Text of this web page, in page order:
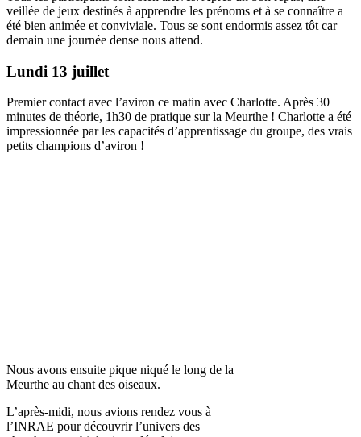
veillée de jeux destinés à apprendre les prénoms et à se connaître a
été bien animée et conviviale. Tous se sont endormis assez tôt car
demain une journée dense nous attend.
Lundi 13 juillet
Premier contact avec l’aviron ce matin avec Charlotte. Après 30
minutes de théorie, 1h30 de pratique sur la Meurthe ! Charlotte a été
impressionnée par les capacités d’apprentissage du groupe, des vrais
petits champions d’aviron !
Nous avons ensuite pique niqué le long de la
Meurthe au chant des oiseaux.
L’après-midi, nous avions rendez vous à
l’INRAE pour découvrir l’univers des